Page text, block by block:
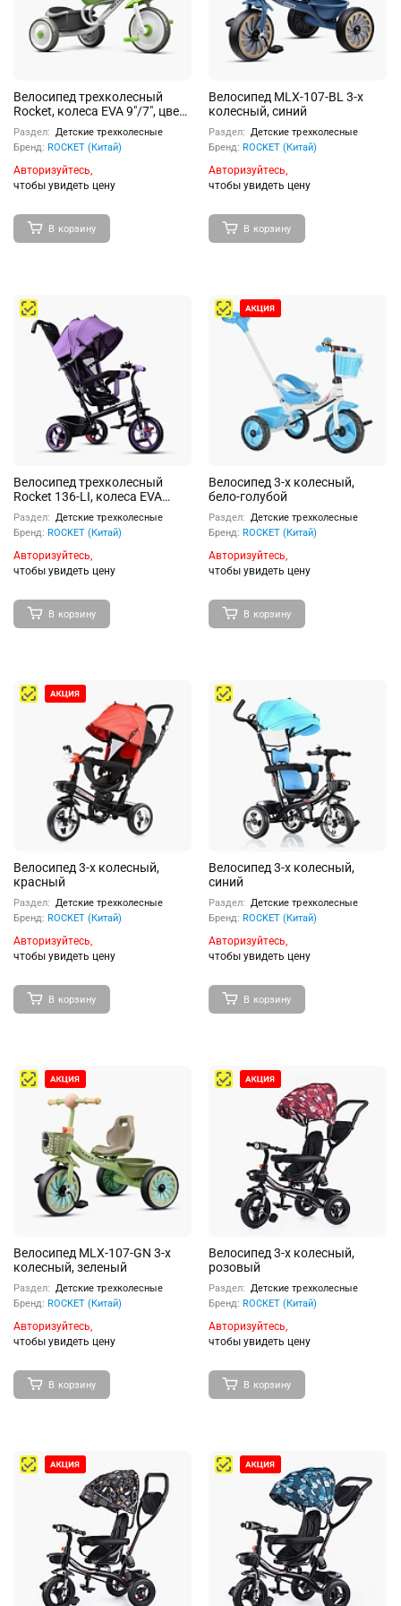
Велосипед трехколесный
Rocket, колеса EVA 9"/7", цвет
белый/зеленый
Раздел: Детские трехколесные
Бренд: ROCKET (Китай)
Авторизуйтесь,
чтобы увидеть цену
В корзину
Велосипед MLX-107-BL 3-х
колесный, синий
Раздел: Детские трехколесные
Бренд: ROCKET (Китай)
Авторизуйтесь,
чтобы увидеть цену
В корзину
Велосипед трехколесный
Rocket 136-LI, колеса EVA
10"/8", цвет сиреневый
Раздел: Детские трехколесные
Бренд: ROCKET (Китай)
Авторизуйтесь,
чтобы увидеть цену
В корзину
Велосипед 3-х колесный,
бело-голубой
Раздел: Детские трехколесные
Бренд: ROCKET (Китай)
Авторизуйтесь,
чтобы увидеть цену
В корзину
Велосипед 3-х колесный,
красный
Раздел: Детские трехколесные
Бренд: ROCKET (Китай)
Авторизуйтесь,
чтобы увидеть цену
В корзину
Велосипед 3-х колесный,
синий
Раздел: Детские трехколесные
Бренд: ROCKET (Китай)
Авторизуйтесь,
чтобы увидеть цену
В корзину
Велосипед MLX-107-GN 3-х
колесный, зеленый
Раздел: Детские трехколесные
Бренд: ROCKET (Китай)
Авторизуйтесь,
чтобы увидеть цену
В корзину
Велосипед 3-х колесный,
розовый
Раздел: Детские трехколесные
Бренд: ROCKET (Китай)
Авторизуйтесь,
чтобы увидеть цену
В корзину